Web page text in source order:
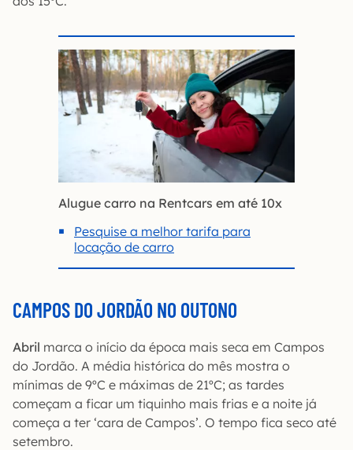
Alugue carro na Rentcars em até 10x
Pesquise a melhor tarifa para
locação de carro
CAMPOS DO JORDÃO NO OUTONO
Abril marca o início da época mais seca em Campos
do Jordão. A média histórica do mês mostra o
mínimas de 9ºC e máximas de 21ºC; as tardes
começam a ficar um tiquinho mais frias e a noite já
começa a ter ‘cara de Campos’. O tempo fica seco até
setembro.